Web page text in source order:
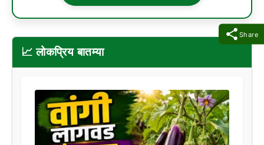
Share
📈 लोकप्रिय बातम्या